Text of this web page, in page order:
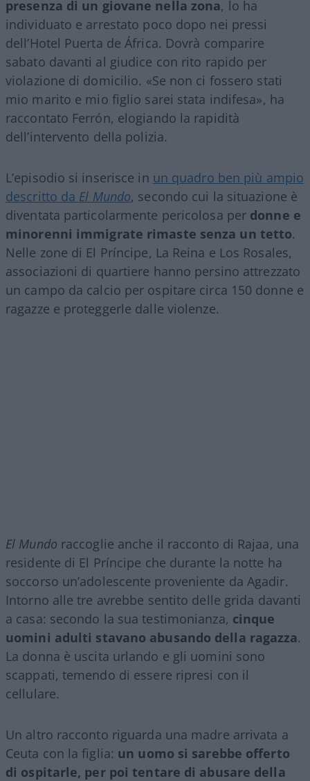
presenza di un giovane nella zona, lo ha
individuato e arrestato poco dopo nei pressi
dell’Hotel Puerta de África. Dovrà comparire
sabato davanti al giudice con rito rapido per
violazione di domicilio. «Se non ci fossero stati
mio marito e mio figlio sarei stata indifesa», ha
raccontato Ferrón, elogiando la rapidità
dell’intervento della polizia.
L’episodio si inserisce in un quadro ben più ampio
descritto da El Mundo, secondo cui la situazione è
diventata particolarmente pericolosa per donne e
minorenni immigrate rimaste senza un tetto.
Nelle zone di El Príncipe, La Reina e Los Rosales,
associazioni di quartiere hanno persino attrezzato
un campo da calcio per ospitare circa 150 donne e
ragazze e proteggerle dalle violenze.
El Mundo raccoglie anche il racconto di Rajaa, una
residente di El Príncipe che durante la notte ha
soccorso un’adolescente proveniente da Agadir.
Intorno alle tre avrebbe sentito delle grida davanti
a casa: secondo la sua testimonianza, cinque
uomini adulti stavano abusando della ragazza.
La donna è uscita urlando e gli uomini sono
scappati, temendo di essere ripresi con il
cellulare.
Un altro racconto riguarda una madre arrivata a
Ceuta con la figlia: un uomo si sarebbe offerto
di ospitarle, per poi tentare di abusare della